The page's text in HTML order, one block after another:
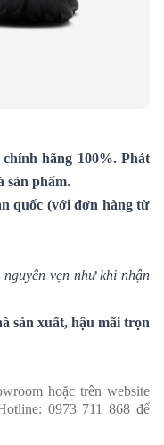
hãng 100%. Phát
sản phẩm.
quốc (với đơn hàng từ
vẹn như khi nhận
sản xuất, hậu mãi trọn
hoặc trên website
0973 711 868 để